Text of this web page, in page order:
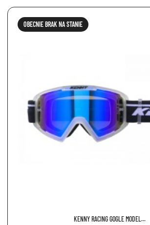
KENNY RACING GOGLE MODEL...
OBECNIE BRAK NA STANIE